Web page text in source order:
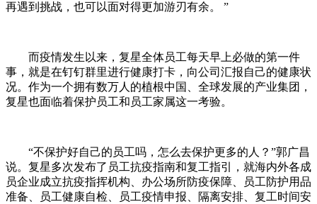
再遇到挑战，也可以面对得更加游刃有余。 ”
而疫情发生以来，复星全体员工每天早上必做的第一件
事，就是在钉钉群里进行健康打卡，向公司汇报自己的健康状
况。作为一个拥有数万人的植根中国、全球发展的产业集团，
复星也面临着保护员工和员工家属这一考验。
“不保护好自己的员工吗，怎么去保护更多的人？”郭广昌
说。复星多次发布了员工抗疫指南和复工指引，就海内外各成
员企业成立抗疫指挥机构、办公场所防疫保障、员工防护用品
准备、员工健康自检、员工疫情申报、隔离安排、复工时间安